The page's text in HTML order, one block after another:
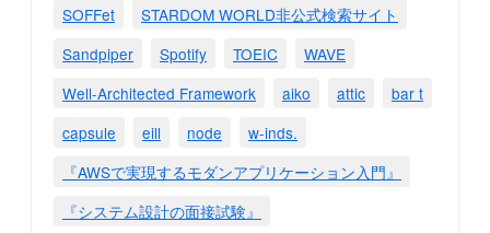
SOFFet
STARDOM WORLD非公式検索サイト
Sandpiper
Spotify TOEIC
WAVE
Well-Architected Framework
aiko attic
bar t
capsule
eill node
w-inds.
『AWSで実現するモダンアプリケーション入門』
『システム設計の面接試験』